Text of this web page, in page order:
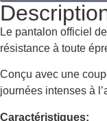
Le pantalon officiel
résistance à toute
Conçu avec une
journées intenses à
Caractéristiques: